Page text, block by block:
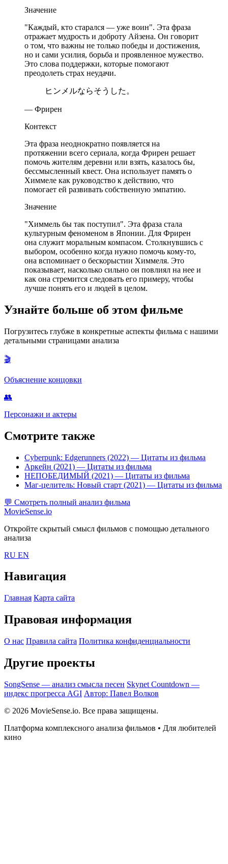
Значение
"Каждый, кто старался — уже воин". Эта фраза
отражает мудрость и доброту Айзена. Он говорит
о том, что важны не только победы и достижения,
но и сами усилия, борьба и проявленное мужество.
Это слова поддержки, которые помогают
преодолеть страх неудачи.
ヒンメルならそうした。
— Фрирен
Контекст
Эта фраза неоднократно появляется на
протяжении всего сериала, когда Фрирен решает
помочь жителям деревни или взять, казалось бы,
бессмысленный квест. Она использует память о
Химмеле как руководство к действию, что
помогает ей развивать собственную эмпатию.
Значение
"Химмель бы так поступил". Эта фраза стала
культурным феноменом в Японии. Для Фрирен
она служит моральным компасом. Столкнувшись с
выбором, особенно когда нужно помочь кому-то,
она вспоминает о бескорыстии Химмеля. Это
показывает, насколько сильно он повлиял на нее и
как она стремится следовать его примеру, чтобы
лучше понять его и людей в целом.
Узнайте больше об этом фильме
Погрузитесь глубже в конкретные аспекты фильма с нашими
детальными страницами анализа
🎬
Объяснение концовки
👥
Персонажи и актеры
Смотрите также
Cyberpunk: Edgerunners (2022) — Цитаты из фильма
Аркейн (2021) — Цитаты из фильма
НЕПОБЕДИМЫЙ (2021) — Цитаты из фильма
Маг-целитель: Новый старт (2021) — Цитаты из фильма
💬 Смотреть полный анализ фильма
MovieSense.io
Откройте скрытый смысл фильмов с помощью детального
анализа
RU EN
Навигация
Главная Карта сайта
Правовая информация
О нас Правила сайта Политика конфиденциальности
Другие проекты
SongSense — анализ смысла песен Skynet Countdown —
индекс прогресса AGI Автор: Павел Волков
© 2026 MovieSense.io. Все права защищены.
Платформа комплексного анализа фильмов • Для любителей
кино